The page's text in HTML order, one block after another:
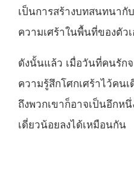
เป็นการสร้างบทสนทนากั
ความเศร้าในพื้นที่ของตัวเ
ดังนั้นแล้ว เมื่อวันที่คนรัก
ความรู้สึกโศกเศร้าไว้คน
ถึงพวกเขาก็อาจเป็นอึกห
เดี่ยวน้อยลงได้เหมือนกัน